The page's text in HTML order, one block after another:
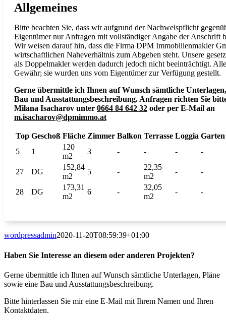
Allgemeines
Bitte beachten Sie, dass wir aufgrund der Nachweispflicht
Eigentümer nur Anfragen mit vollständiger Angabe der Anschrift
Wir weisen darauf hin, dass die Firma DPM Immobilienmakler
wirtschaftlichen Naheverhältnis zum Abgeben steht. Unsere
als Doppelmakler werden dadurch jedoch nicht beeinträchtigt.
Gewähr; sie wurden uns vom Eigentümer zur Verfügung gestellt.
Gerne übermittle ich Ihnen auf Wunsch sämtliche
Bau und Ausstattungsbeschreibung. Anfragen richten Sie
Milana Isacharov unter 0664 84 642 32 oder per E-Mail an
m.isacharov@dpmimmo.at
Top Geschoß Fläche Zimmer Balkon Terrasse Loggia Garten
5
1
120
m2
3 - - - -
27 DG
152,84
m2
5 -
22,35
m2
- -
28 DG
173,31
m2
6 -
32,05
m2
- -
wordpressadmin2020-11-20T08:59:39+01:00
Haben Sie Interesse an diesem oder anderen Projekten?
Gerne übermittle ich Ihnen auf Wunsch sämtliche Unterlagen, Pläne
sowie eine Bau und Ausstattungsbeschreibung.
Bitte hinterlassen Sie mir eine E-Mail mit Ihrem Namen und Ihren
Kontaktdaten.